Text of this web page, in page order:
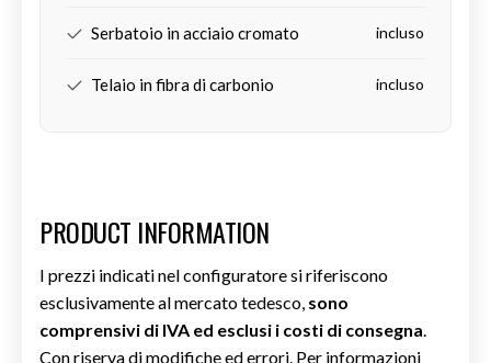
Serbatoio in acciaio cromato incluso
Telaio in fibra di carbonio incluso
PRODUCT INFORMATION
I prezzi indicati nel configuratore si riferiscono
esclusivamente al mercato tedesco, sono
comprensivi di IVA ed esclusi i costi di consegna
Con riserva di modifiche ed errori. Per informazioni